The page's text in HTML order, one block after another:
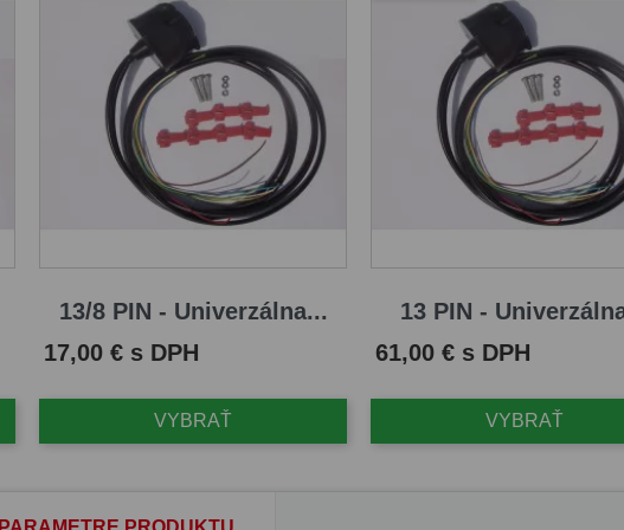
13/8 PIN - Univerzálna...
Cena
17,00 € s DPH
VYBRAŤ
13 PIN -
Cena
61,00 € s DPH
VYBRAŤ